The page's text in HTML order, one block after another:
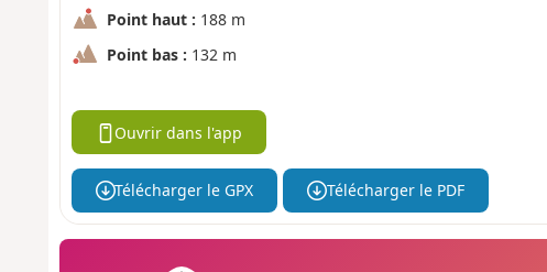
Point haut : 188 m
Point bas : 132 m
Ouvrir dans l'app
Télécharger le GPX Télécharger le PDF